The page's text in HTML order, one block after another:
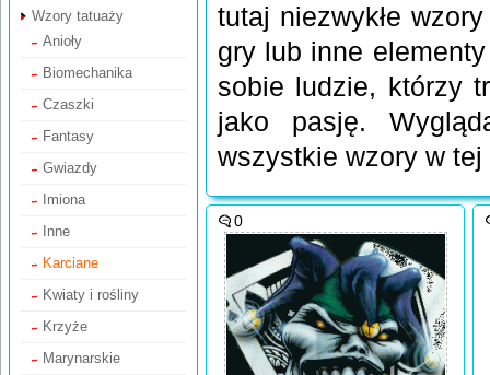
tutaj niezwykłe
gry lub inne
sobie ludzie, którzy
jako pasję.
wszystkie wzory w
0
Wzory tatuaży
Anioły
Biomechanika
Czaszki
Fantasy
Gwiazdy
Imiona
Inne
Karciane
Kwiaty i rośliny
Krzyże
Marynarskie